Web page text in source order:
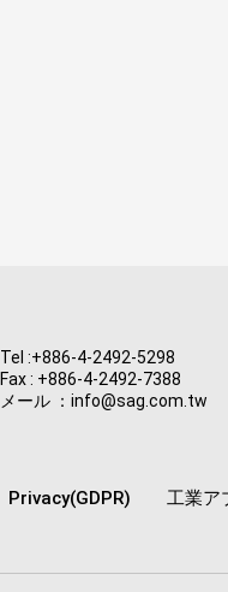
Tel :+886-4-2492-5298
Fax : +886-4-2492-7388
メール ：info@sag.com.tw
Privacy(GDPR) 工業ア